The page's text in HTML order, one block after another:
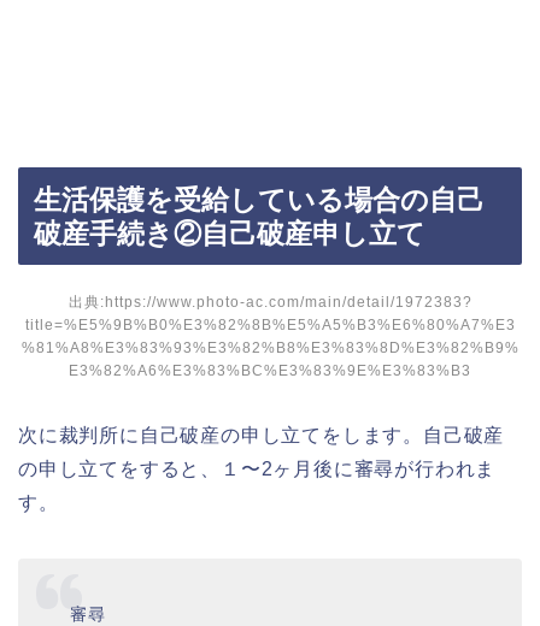
生活保護を受給している場合の自己
破産手続き②自己破産申し立て
出典:https://www.photo-ac.com/main/detail/1972383?
title=%E5%9B%B0%E3%82%8B%E5%A5%B3%E6%80%A7%E3
%81%A8%E3%83%93%E3%82%B8%E3%83%8D%E3%82%B9%
E3%82%A6%E3%83%BC%E3%83%9E%E3%83%B3
次に裁判所に自己破産の申し立てをします。自己破産
の申し立てをすると、１〜2ヶ月後に審尋が行われま
す。
審尋